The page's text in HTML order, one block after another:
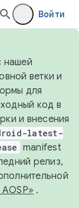
Войти
нашей
ветки и
для
код в
и внесения
latest-
manifest
релиз,
.